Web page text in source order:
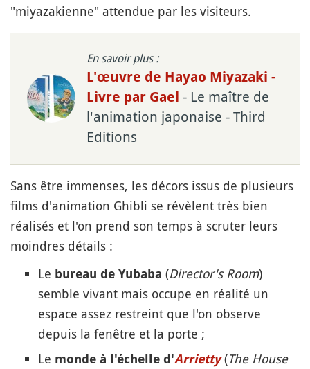
"miyazakienne" attendue par les visiteurs.
En savoir plus :
L'œuvre de Hayao Miyazaki -
Livre par Gael - Le maître de
l'animation japonaise - Third
Editions
Sans être immenses, les décors issus de plusieurs
films d'animation Ghibli se révèlent très bien
réalisés et l'on prend son temps à scruter leurs
moindres détails :
Le bureau de Yubaba (Director's Room)
semble vivant mais occupe en réalité un
espace assez restreint que l'on observe
depuis la fenêtre et la porte ;
Le monde à l'échelle d'Arrietty(The House